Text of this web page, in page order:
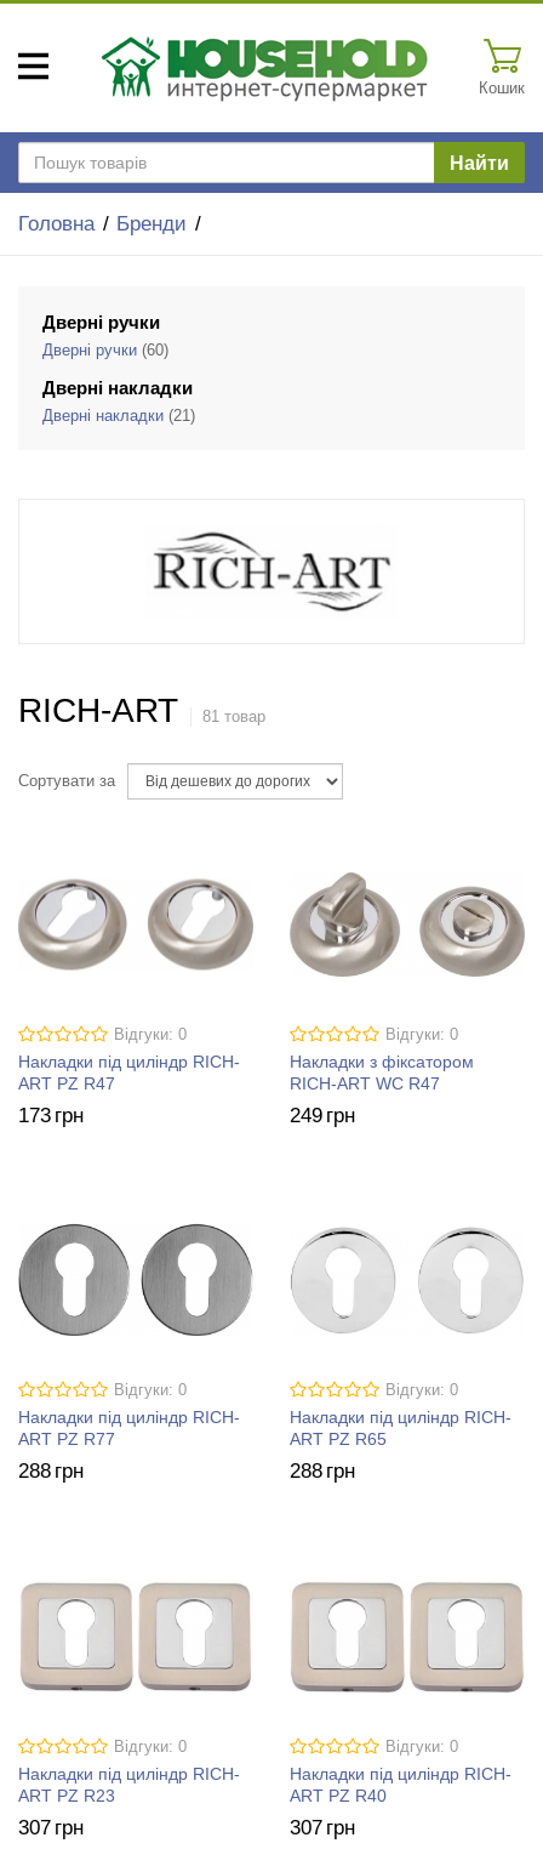
Кошик
Найти
Головна Бренди
Дверні ручки
Дверні ручки (60)
Дверні накладки
Дверні накладки (21)
RICH-ART 81 товар
Сортувати за
Відгуки: 0
Накладки під циліндр RICH-
ART PZ R47
173 грн
Відгуки: 0
Накладки з фіксатором
RICH-ART WC R47
249 грн
Відгуки: 0
Накладки під циліндр RICH-
ART PZ R77
288 грн
Відгуки: 0
Накладки під циліндр RICH-
ART PZ R65
288 грн
Відгуки: 0
Накладки під циліндр RICH-
ART PZ R23
307 грн
Відгуки: 0
Накладки під циліндр RICH-
ART PZ R40
307 грн